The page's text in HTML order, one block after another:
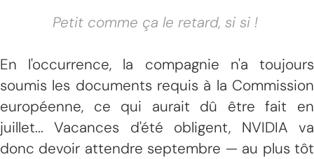
Petit comme ça le retard, si si !
En l'occurrence, la compagnie n'a toujours
soumis les documents requis à la Commission
européenne, ce qui aurait dû être fait en
juillet... Vacances d'été obligent, NVIDIA va
donc devoir attendre septembre — au plus tôt